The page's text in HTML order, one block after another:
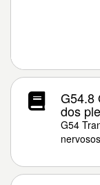
G54.8
dos
G54
nervosos